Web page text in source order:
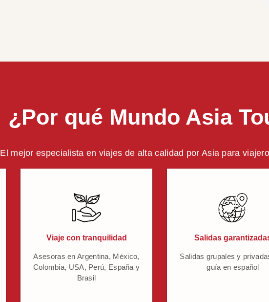
¿Por qué Mundo Asia
El mejor especialista en viajes de alta calidad por Asia para
Viaje con tranquilidad
Asesoras en Argentina, México,
Colombia, USA, Perú, España y
Brasil
Salidas
Salidas grupales y
guía en español